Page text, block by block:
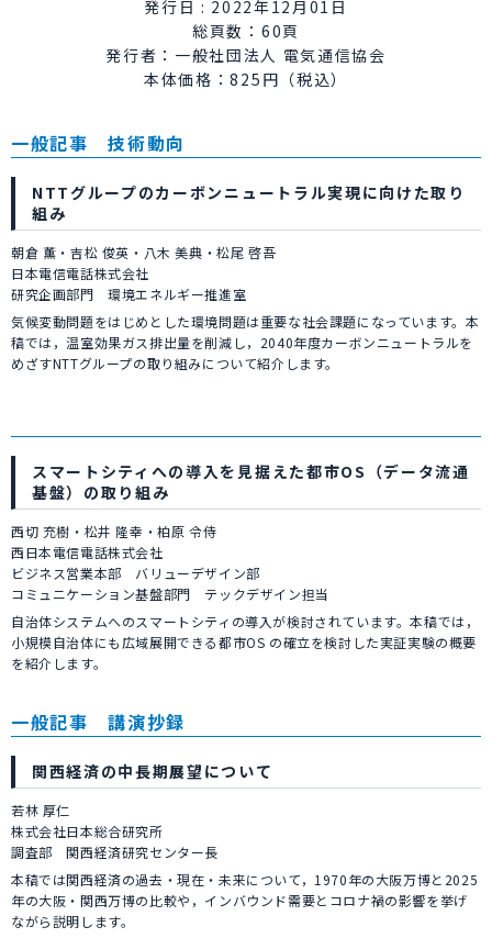
発行日 : 2022年12月01日
総頁数：60頁
発行者：一般社団法人 電気通信協会
本体価格：825円（税込）
一般記事 技術動向
NTTグループのカーボンニュートラル実現に向けた取り
組み
朝倉 薫・吉松 俊英・八木 美典・松尾 啓吾
日本電信電話株式会社
研究企画部門 環境エネルギー推進室
気候変動問題をはじめとした環境問題は重要な社会課題になっています。本
稿では，温室効果ガス排出量を削減し，2040年度カーボンニュートラルを
めざすNTTグループの取り組みについて紹介します。
スマートシティへの導入を見据えた都市OS（データ流通
基盤）の取り組み
西切 充樹・松井 隆幸・柏原 令侍
西日本電信電話株式会社
ビジネス営業本部 バリューデザイン部
コミュニケーション基盤部門 テックデザイン担当
自治体システムへのスマートシティの導入が検討されています。本稿では，
小規模自治体にも広域展開できる都市OS の確立を検討した実証実験の概要
を紹介します。
一般記事 講演抄録
関西経済の中長期展望について
若林 厚仁
株式会社日本総合研究所
調査部 関西経済研究センター長
本稿では関西経済の過去・現在・未来について，1970年の大阪万博と2025
年の大阪・関西万博の比較や，インバウンド需要とコロナ禍の影響を挙げ
ながら説明します。